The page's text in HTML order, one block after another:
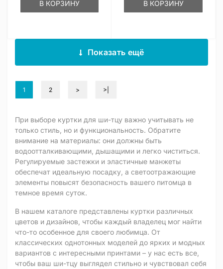
В КОРЗИНУ В КОРЗИНУ
Показать ещё
1 2 > >|
При выборе куртки для ши-тцу важно учитывать не
только стиль, но и функциональность. Обратите
внимание на материалы: они должны быть
водоотталкивающими, дышащими и легко чиститься.
Регулируемые застежки и эластичные манжеты
обеспечат идеальную посадку, а светоотражающие
элементы повысят безопасность вашего питомца в
темное время суток.
В нашем каталоге представлены куртки различных
цветов и дизайнов, чтобы каждый владелец мог найти
что-то особенное для своего любимца. От
классических однотонных моделей до ярких и модных
вариантов с интересными принтами – у нас есть все,
чтобы ваш ши-тцу выглядел стильно и чувствовал себя